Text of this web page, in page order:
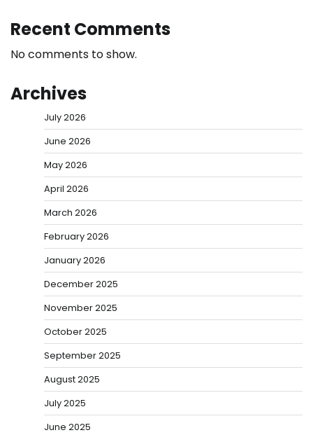
Recent Comments
No comments to show.
Archives
July 2026
June 2026
May 2026
April 2026
March 2026
February 2026
January 2026
December 2025
November 2025
October 2025
September 2025
August 2025
July 2025
June 2025